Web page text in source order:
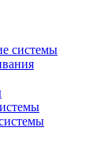
системы